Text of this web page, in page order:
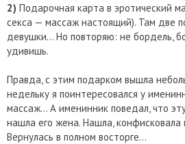
2) Подарочная карта в эротический
секса — массаж настоящий). Там две
девушки… Но повторяю: не бордель,
удивишь.
Правда, с этим подарком вышла
недельку я поинтересовался у
массаж… А именинник поведал, что
нашла его жена. Нашла,
Вернулась в полном восторге…